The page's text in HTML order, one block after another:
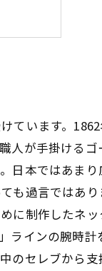
方法
とめ
ています。
人が手掛ける
日本ではあま
も過言ではあ
に制作したネ
ラインの腕時
のセレブから支